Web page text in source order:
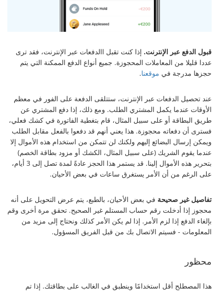
قبول الدفع عبر الإنترنت. إذا كنت تقبل االدفعات عبر الإنترنت، فقد ترى
عددا قليلا من المعاملات المحجوزة. جميع أنواع الدفع الممكنة التي يتم
حجزها مدرجة في موقعنا.
عند تحصيل الدفعات عبر الإنترنت، ستتلقى الدفعة على الفور في معظم
الأوقات عندما يكمل المشتري الطلب. ومع ذلك، إذا دفع المشتري عن
طريق البطاقة أو على سبيل المثال، قام بتغطية الفاتورة في كشك فعلي،
فسترى أن دفعاته محجوزة. هذا يعني أنهم قد دفعوا بالفعل مقابل الطلب
ويمكن إرسال البضائع إليهم ولكنك لن تتمكن من استخدام هذه الأموال إلا
عندما يقوم الشريك (على سبيل المثال، الكشك أو مزود بطاقة الخصم)
بتحرير هذه الأموال إلينا. قد يستمر هذا الحجز عادةً لمدة تصل إلى 3 أيام،
على الرغم من أن الأمر يستغرق ساعات في بعض الأحيان.
تفاصيل غير صحيحة في بعض الأحيان، بالطبع، يتم عرض التحويل على أنه
محجوز إذا أدخلت رقم حساب المستلم غير الصحيح. تحقق مرة أخرى وقم
بإلغاء الدفع إذا لزم الأمر. إذا لم يكن الأمر كذلك ونحتاج إلى مزيد من
المعلومات - فسيتم الاتصال بك من قبل الفريق المسؤول.
محظور
هذا المصطلح أقل استخدامًا وينطبق في الغالب على بطاقتك. إذا تم